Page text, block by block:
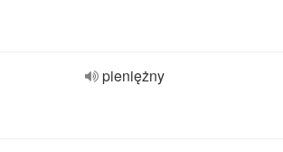
pieniężny